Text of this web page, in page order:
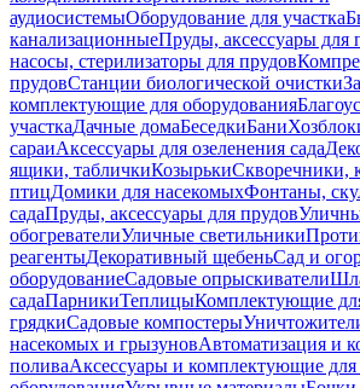
аудиосистемыОборудование для участка
канализационныеПруды, аксессуары для
насосы, стерилизаторы для прудов
прудовСтанции биологической очистки
комплектующие для оборудования
участкаДачные домаБеседкиБани
сараиАксессуары для озеленения сада
ящики, табличкиКозырькиСкворечники,
птицДомики для насекомыхФонтаны,
садаПруды, аксессуары для прудов
обогревателиУличные светильники
реагентыДекоративный щебеньСад и
оборудованиеСадовые опрыскиватели
садаПарникиТеплицыКомплектующие
грядкиСадовые компостеры
насекомых и грызуновАвтоматизация и
поливаАксессуары и комплектующие